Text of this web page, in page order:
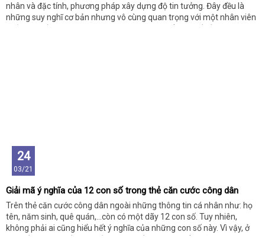
nhân và đặc tính, phương pháp xây dựng độ tin tưởng. Đây đều là
những suy nghĩ cơ bản nhưng vô cùng quan trọng với một nhân viên
24
03/21
Giải mã ý nghĩa của 12 con số trong thẻ căn cước công dân
Trên thẻ căn cước công dân ngoài những thông tin cá nhân như: họ
tên, năm sinh, quê quán,...còn có một dãy 12 con số. Tuy nhiên,
không phải ai cũng hiểu hết ý nghĩa của những con số này. Vì vậy, ở